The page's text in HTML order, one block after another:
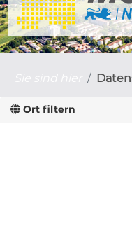
Ort filtern